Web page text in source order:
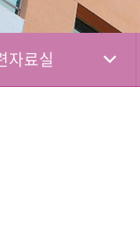
석박사통합과정
석사과정
신학대학원
선교대학원
교육대학원
상담대학원
자료실